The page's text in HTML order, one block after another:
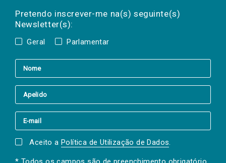
Pretendo inscrever-me na(s) seguinte(s)
Newsletter(s):
Geral Parlamentar
a(s) newsletter(s).
mail
Aceito a Política de Utilização de Dados.